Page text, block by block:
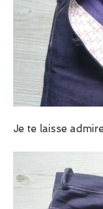
Je te laisse